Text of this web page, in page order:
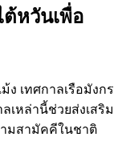
หวันเพื่อ
ง เทศกาลเรือมังกร
เหล่านี้ช่วยส่งเสริม
มสามัคคีในชาติ